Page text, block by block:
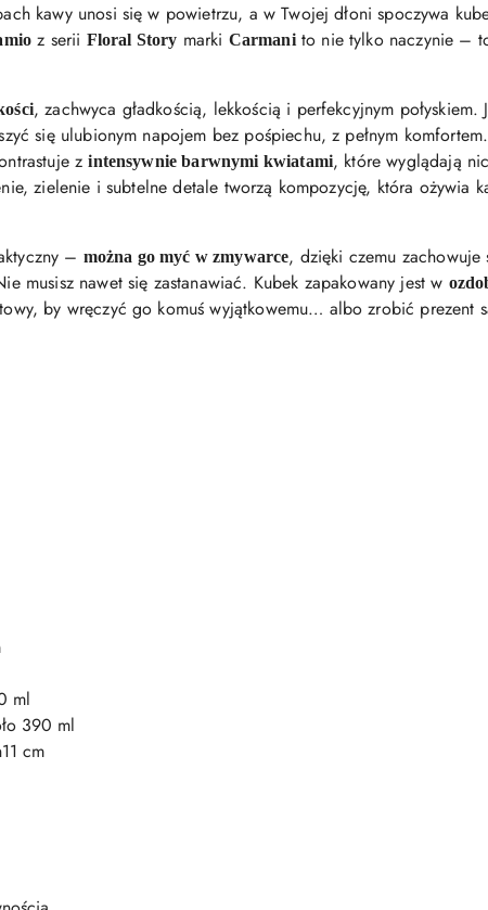
kawy unosi się w powietrzu, a w Twojej dłoni spoczywa
z serii Floral Story marki Carmanito nie tylko naczynie –
, zachwyca gładkością, lekkością i perfekcyjnym połyskiem.
się ulubionym napojem bez pośpiechu, z pełnym
zintensywnie barwnymi kwiatami, które wyglądają
zielenie i subtelne detale tworzą kompozycję, która ożywia
– można go myć w zmywarce, dzięki czemu
musisz nawet się zastanawiać. Kubek zapakowany jest w
by wręczyć go komuś wyjątkowemu… albo zrobić prezent
ml
390 ml
cm